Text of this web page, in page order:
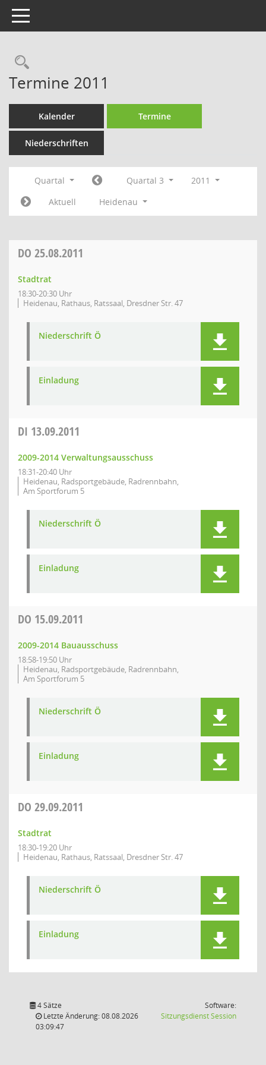
Toggle navigation
Rechercheauswahl
Termine 2011
Kalender Termine
Niederschriften
Quartal Quartal 3
2011
Aktuell
Heidenau
DO 25.08.2011
Stadtrat
18:30-20:30 Uhr
Heidenau, Rathaus, Ratssaal, Dresdner Str. 47
Niederschrift Ö
Einladung
DI 13.09.2011
2009-2014 Verwaltungsausschuss
18:31-20:40 Uhr
Heidenau, Radsportgebäude, Radrennbahn,
Am Sportforum 5
Niederschrift Ö
Einladung
DO 15.09.2011
2009-2014 Bauausschuss
18:58-19:50 Uhr
Heidenau, Radsportgebäude, Radrennbahn,
Am Sportforum 5
Niederschrift Ö
Einladung
DO 29.09.2011
Stadtrat
18:30-19:20 Uhr
Heidenau, Rathaus, Ratssaal, Dresdner Str. 47
Niederschrift Ö
Einladung
4 Sätze
Letzte Änderung: 08.08.2026
03:09:47
Software:
SitzungsdienstSession(Wird in